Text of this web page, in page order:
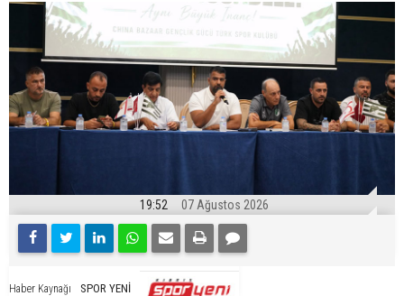
19:52 07 Ağustos 2026
Haber Kaynağı SPOR YENİ